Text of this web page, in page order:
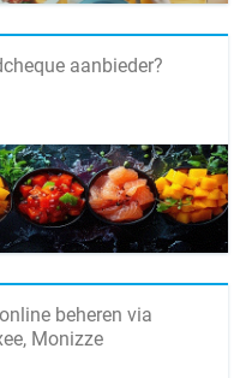
aanbieder?
beheren via
Monizze